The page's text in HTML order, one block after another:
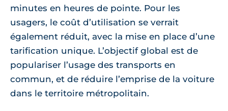
minutes en heures de pointe. Pour les
usagers, le coût d’utilisation se verrait
également réduit, avec la mise en place d’une
tarification unique. L’objectif global est de
populariser l’usage des transports en
commun, et de réduire l’emprise de la voiture
dans le territoire métropolitain.